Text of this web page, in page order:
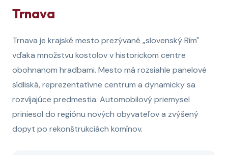
Trnava
Trnava je krajské mesto prezývané „slovenský Rím"
vďaka množstvu kostolov v historickom centre
obohnanom hradbami. Mesto má rozsiahle panelové
sídliská, reprezentatívne centrum a dynamicky sa
rozvíjajúce predmestia. Automobilový priemysel
priniesol do regiónu nových obyvateľov a zvýšený
dopyt po rekonštrukciách komínov.